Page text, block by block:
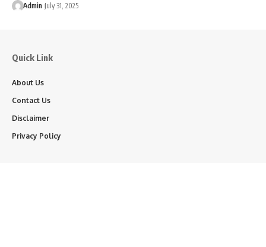
Admin July 31, 2025
Quick Link
About Us
Contact Us
Disclaimer
Privacy Policy